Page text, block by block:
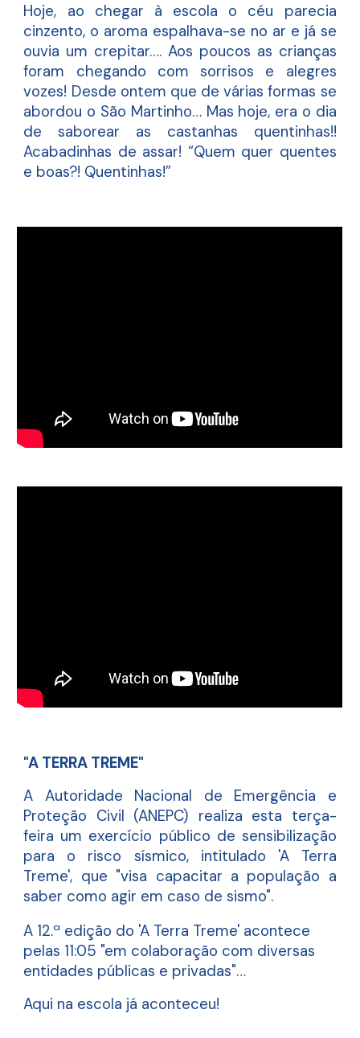
Hoje, ao chegar à escola o céu parecia
cinzento, o aroma espalhava-se no ar e já se
ouvia um crepitar…. Aos poucos as crianças
foram chegando com sorrisos e alegres
vozes! Desde ontem que de várias formas se
abordou o São Martinho… Mas hoje, era o dia
de saborear as castanhas quentinhas!!
Acabadinhas de assar! “Quem quer quentes
e boas?! Quentinhas!”
"A TERRA TREME"
A Autoridade Nacional de Emergência e
Proteção Civil (ANEPC) realiza esta terça-
feira um exercício público de sensibilização
para o risco sísmico, intitulado 'A Terra
Treme', que "visa capacitar a população a
saber como agir em caso de sismo".
A 12.ª edição do 'A Terra Treme' acontece
pelas 11:05 "em colaboração com diversas
entidades públicas e privadas"…
Aqui na escola já aconteceu!